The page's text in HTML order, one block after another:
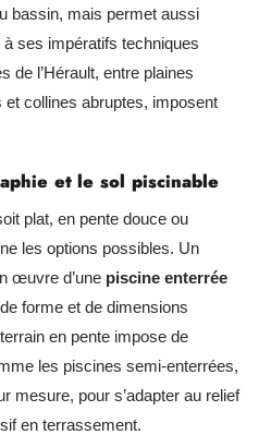
bassin, mais permet aussi
à ses impératifs techniques
de l’Hérault, entre plaines
collines abruptes, imposent
et le sol piscinable
plat, en pente douce ou
les options possibles. Un
œuvre d’une piscine enterrée
forme et de dimensions
en pente impose de
les piscines semi-enterrées,
mesure, pour s’adapter au relief
en terrassement.